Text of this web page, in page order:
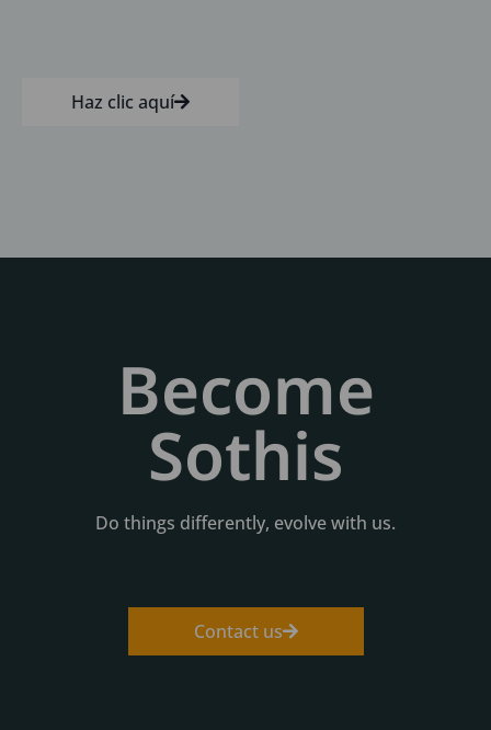
Haz clic aquí
Become
Sothis
Do things differently, evolve with us.
Contact us